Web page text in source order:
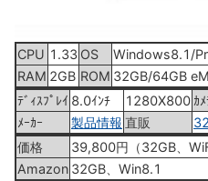
CPU 1.33 OS Windows8.1/
RAM 2GB ROM 32GB/64GB
ﾃﾞｨｽﾌﾟﾚｲ 8.0ｲﾝﾁ 1280X800 ｶ
ﾒｰｶｰ
製品情報 直販
価格
39,800円（32GB、
Amazon 32GB、Win8.1